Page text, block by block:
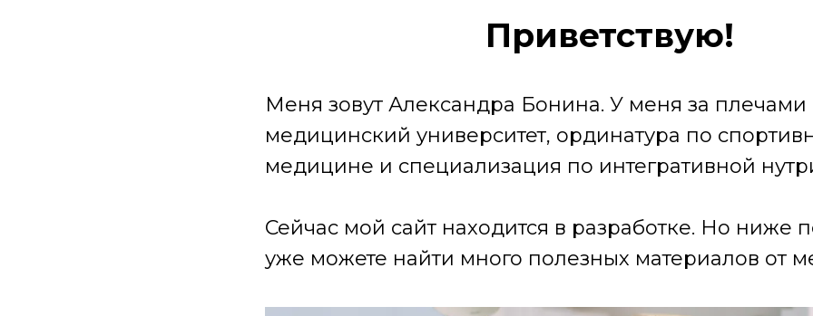
Приветствую!
Меня зовут Александра Бонина. У меня за плечами
медицинский университет, ординатура по
медицине и специализация по интегративной
Сейчас мой сайт находится в разработке. Но ниже
уже можете найти много полезных материалов от